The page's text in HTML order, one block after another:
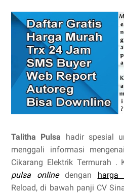
Talitha Pulsa hadir spesial
menggali informasi
Cikarang Elektrik Termurah .
pulsa onlinedengan harga
Reload, di bawah panji CV